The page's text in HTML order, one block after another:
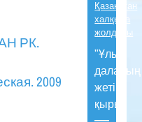
РК.
2009
Қазақстан
халқына
жолдауы
"Ұлы
даланың
жеті
қыры"